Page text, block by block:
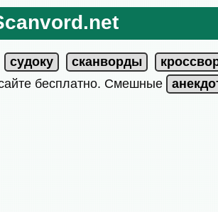
бесплатно. Смешные